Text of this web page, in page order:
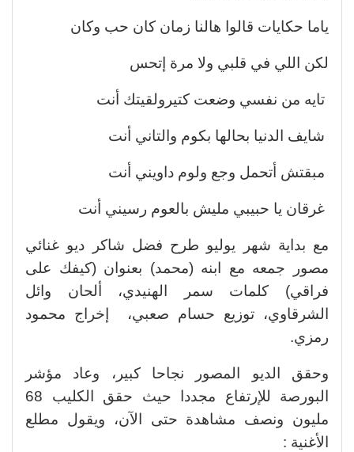
ياما حكايات قالوا هالنا زمان كان حب وكان
لكن اللي في قلبي ولا مرة إتحس
تايه من نفسي وضعت كتيرولقيتك أنت
شايف الدنيا بحالها بكوم والتاني أنت
مبقتش أتحمل وجع ولوم داويني أنت
غرقان يا حبيبي مليش بالعوم رسيني أنت
مع بداية شهر يوليو طرح فضل شاكر ديو غنائي
مصور جمعه مع ابنه (محمد) بعنوان (كيفك على
فراقي) كلمات سمر الهنيدي، ألحان وائل
الشرقاوي، توزيع حسام صعبي، إخراج محمود
رمزي.
وحقق الديو المصور نجاحا كبير، وعاد مؤشر
البورصة للإرتفاع مجددا حيث حقق الكليب 68
مليون ونصف مشاهدة حتى الآن، ويقول مطلع
الأغنية :